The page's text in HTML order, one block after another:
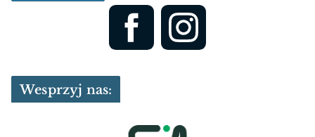
Wesprzyj nas: